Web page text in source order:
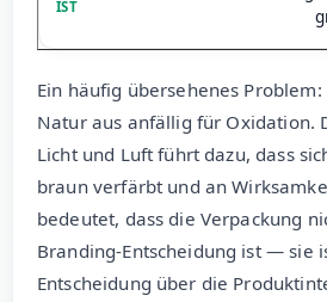
Ein häufig übersehenes
Natur aus anfällig für Oxidation.
Licht und Luft führt dazu, dass
braun verfärbt und an
bedeutet, dass die Verpackung
Branding-Entscheidung ist — sie
Entscheidung über die